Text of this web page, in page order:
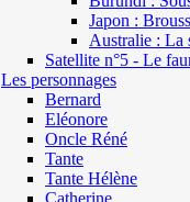
Japon :
Australie : La
Satellite n°5 - Le
Les personnages
Bernard
Eléonore
Oncle Réné
Tante
Tante Hélène
Catherine